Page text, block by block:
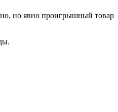
но явно проигрышный товар